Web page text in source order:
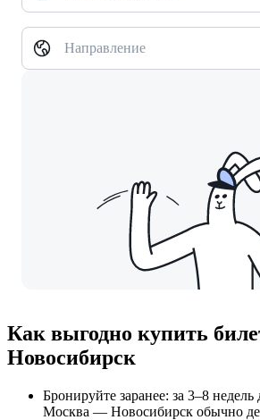
Направление
Как выгодно купить
Новосибирск
Бронируйте заранее: за 3–8
Москва — Новосибирск обычно